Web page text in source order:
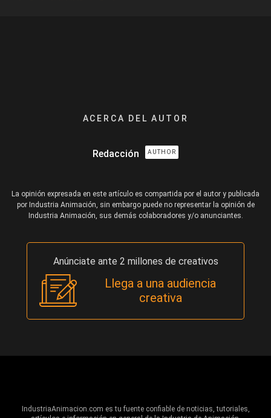
ACERCA DEL AUTOR
Redacción AUTHOR
La opinión expresada en este artículo es compartida por el autor y publicada
por Industria Animación, sin embargo puede no representar la opinión de
Industria Animación, sus demás colaboradores y/o anunciantes.
Anúnciate ante 2 millones de creativos
Llega a una audiencia
creativa
IndustriaAnimacion.com es tu fuente confiable de noticias, tutoriales,